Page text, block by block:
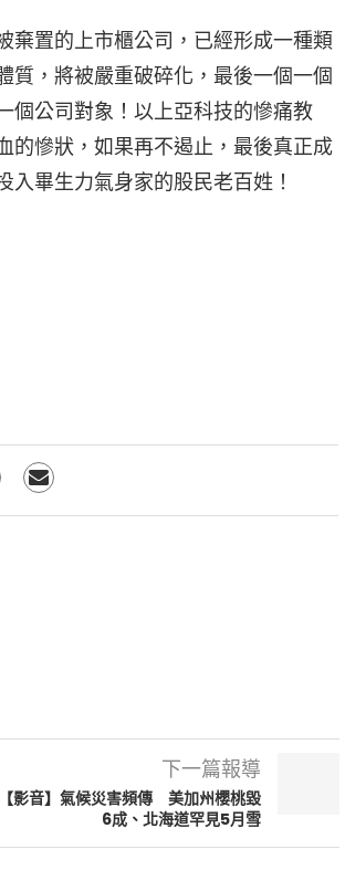
棄置的上市櫃公司，已經形成一種類
質，將被嚴重破碎化，最後一個一個
個公司對象！以上亞科技的慘痛教
的慘狀，如果再不遏止，最後真正成
畢生力氣身家的股民老百姓！
下一篇報導
影音】氣候災害頻傳 美加州櫻桃毀
6成、北海道罕見5月雪